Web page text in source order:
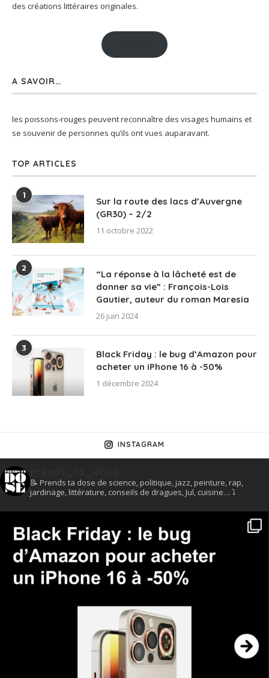
des créations littéraires originales.
A SAVOIR…
les poissons-rouges peuvent reconnaître des visages humains et
se souvenir de personnes qu’ils ont vues auparavant.
TOP ARTICLES
1
Sur la route des lacs d’Auvergne
(GR30) – 2/2
11 octobre 2022
2
“La réponse à la lâcheté est de
donner sa vie” : François-Lois
Gautier, auteur du roman Maresia
26 juin 2024
3
Black Friday : le bug d’Amazon pour
acheter un iPhone 16 à -50%
1 décembre 2024
INSTAGRAM
📝 Prends ta dose de science, politique, jazz, peinture, rap,
jardinage, littérature, conseils de dragues, Jul, cuisine… ⤵️